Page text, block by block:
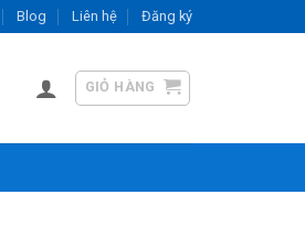
Blog Liên hệ Đăng ký
GIỎ HÀNG